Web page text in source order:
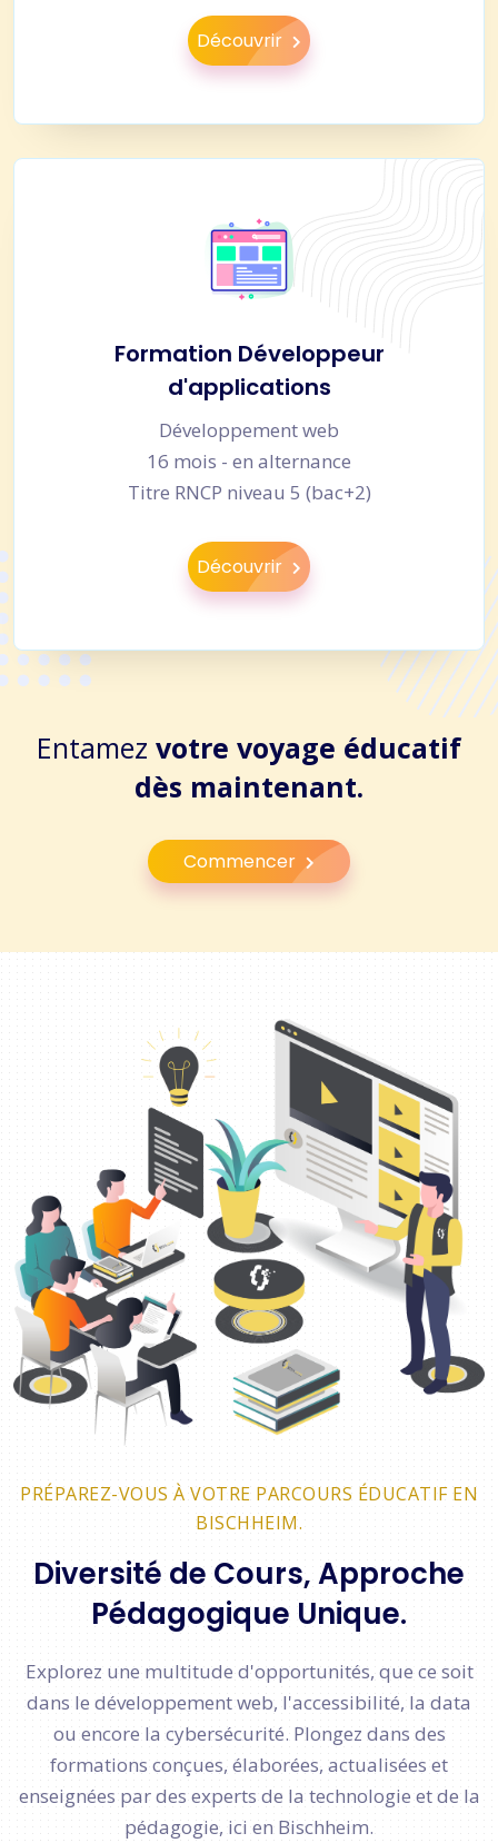
Découvrir
Formation Développeur
d'applications
Développement web
16 mois - en alternance
Titre RNCP niveau 5 (bac+2)
Découvrir
Entamez votre voyage éducatif
dès maintenant.
Commencer
PRÉPAREZ-VOUS À VOTRE PARCOURS ÉDUCATIF EN
BISCHHEIM.
Diversité de Cours, Approche
Pédagogique Unique.
Explorez une multitude d'opportunités, que ce soit
dans le développement web, l'accessibilité, la data
ou encore la cybersécurité. Plongez dans des
formations conçues, élaborées, actualisées et
enseignées par des experts de la technologie et de la
pédagogie, ici en Bischheim.